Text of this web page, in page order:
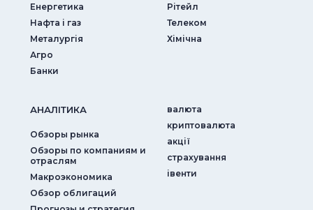
Енергетика
Нафта і газ
Металургія
Агро
Банки
Рітейл
Телеком
Хімічна
АНАЛIТИКА
Обзоры рынка
Обзоры по компаниям и
отраслям
Макроэкономика
Обзор облигаций
валюта
криптовалюта
акції
страхування
iвенти